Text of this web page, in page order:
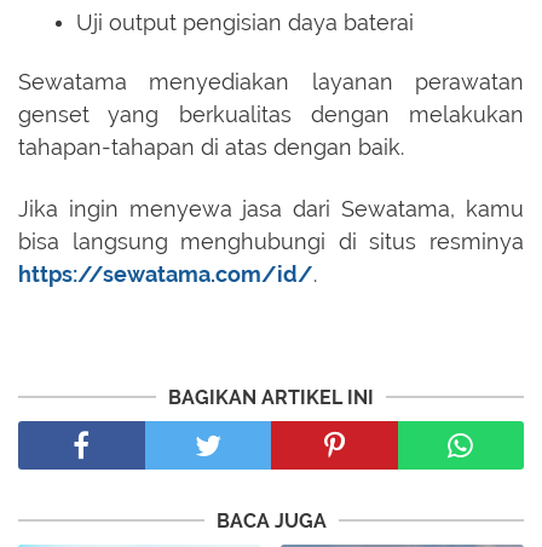
Uji output pengisian daya baterai
Sewatama menyediakan layanan perawatan
genset yang berkualitas dengan melakukan
tahapan-tahapan di atas dengan baik.
Jika ingin menyewa jasa dari Sewatama, kamu
bisa langsung menghubungi di situs resminya
https://sewatama.com/id/.
BAGIKAN ARTIKEL INI
BACA JUGA